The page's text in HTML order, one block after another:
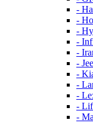
-
-
-
-
-
-
-
-
-
-
-